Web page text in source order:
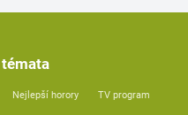
Nejlepší horory TV program